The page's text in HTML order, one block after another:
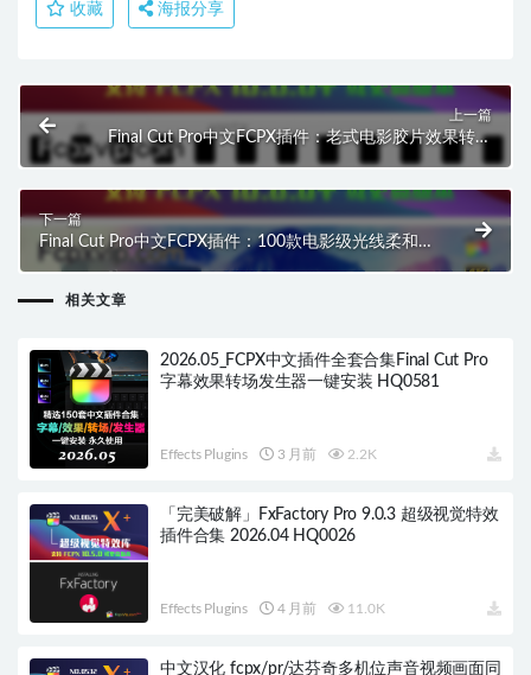
收藏 海报分享
上一篇
Final Cut Pro中文FCPX插件：老式电影胶片效果转场
标题幻灯片图像运动效果 CineFlare FilmStrip HQ0566
下一篇
Final Cut Pro中文FCPX插件：100款电影级光线柔和光
晕光斑散景灼烧转场 Cinematic Light Transition
相关文章
2026.05_FCPX中文插件全套合集Final Cut Pro
字幕效果转场发生器一键安装 HQ0581
Effects Plugins 3 月前 2.2K
「完美破解」FxFactory Pro 9.0.3 超级视觉特效
插件合集 2026.04 HQ0026
Effects Plugins 4 月前 11.0K
中文汉化 fcpx/pr/达芬奇多机位声音视频画面同